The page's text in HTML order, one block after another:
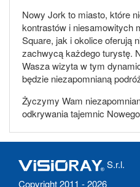
Nowy Jork to miasto, które
kontrastów i niesamowitych
Square, jak i okolice oferują
zachwycą każdego turystę.
Wasza wizyta w tym
będzie niezapomnianą
Życzymy Wam
odkrywania tajemnic
S.r.l.
Copyright 2011 - 2026